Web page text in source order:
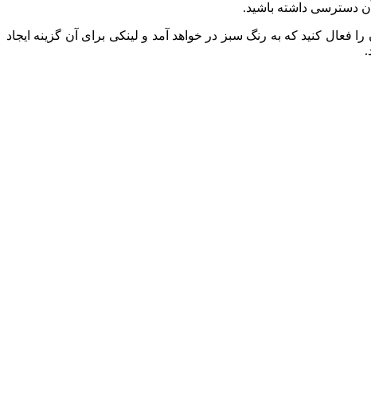
فعال کنید که به رنگ سبز در خواهد آمد و لینکی برای آن گزینه ایجاد